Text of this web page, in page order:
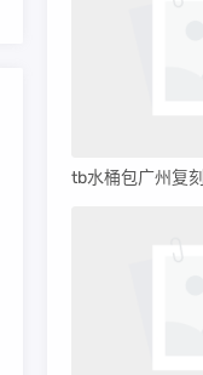
tb水桶包广州复刻